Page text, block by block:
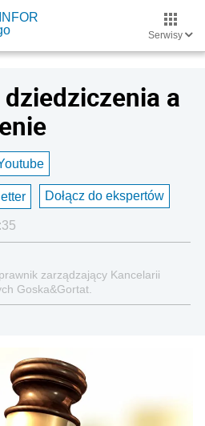
Serwisy
a
Dołącz do ekspertów
zarządzający Kancelarii
Goska&Gortat.